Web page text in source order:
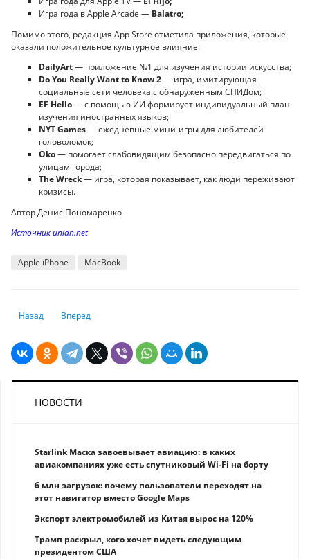
Игра года в Apple Arcade — Balatro;
Помимо этого, редакция App Store отметила приложения, которые
оказали положительное культурное влияние:
DailyArt— приложение №1 для изучения истории искусства;
Do You Really Want to Know 2— игра, имитирующая
социальные сети человека с обнаруженным СПИДом;
EF Hello— с помощью ИИ формирует индивидуальный план
изучения иностранных языков;
NYT Games— ежедневные мини-игры для любителей
головоломок;
Oko— помогает слабовидящим безопасно передвигаться по
улицам города;
The Wreck— игра, которая показывает, как люди переживают
кризисы.
Автор Денис Пономаренко
Источник unian.net
Apple iPhone MacBook
Предыдущий: Стало известно, какие страны и города туристы чаще
Назад Следующий: 15 миллионов блокировок: Telegram
Вперед
НОВОСТИ
Starlink Маска завоевывает авиацию: в каких
авиакомпаниях уже есть спутниковый Wi-Fi на борту
6 млн загрузок: почему пользователи переходят на
этот навигатор вместо Google Maps
Экспорт электромобилей из Китая вырос на 120%
Трамп раскрыл, кого хочет видеть следующим
президентом США